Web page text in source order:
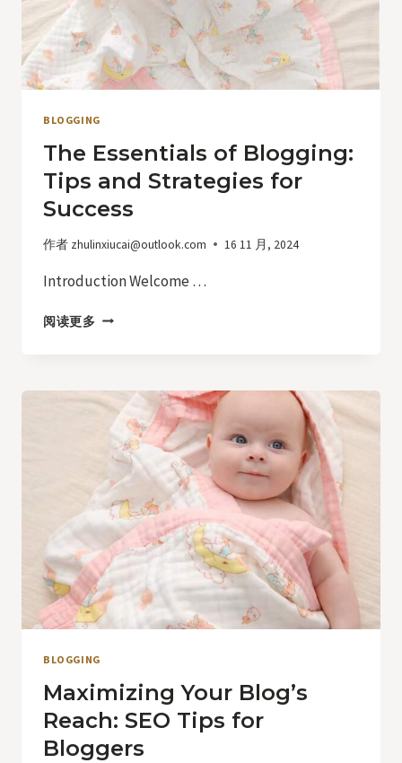
BLOGGING
The Essentials of Blogging:
Tips and Strategies for
Success
作者 zhulinxiucai@outlook.com 16 11 月, 2024
Introduction Welcome …
阅读更多 THE
TIPS
AND
STRATEGIES
FOR
SUCCESS
BLOGGING
Maximizing Your Blog’s
Reach: SEO Tips for
Bloggers